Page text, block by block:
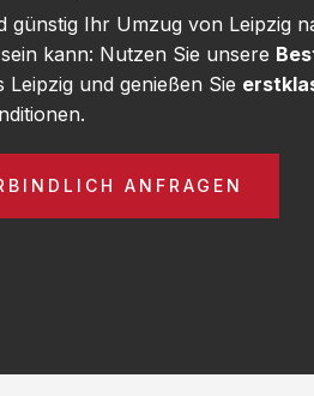
günstig Ihr Umzug von Leipzig
kann: Nutzen Sie unsere
und genießen Sie
ANFRAGEN